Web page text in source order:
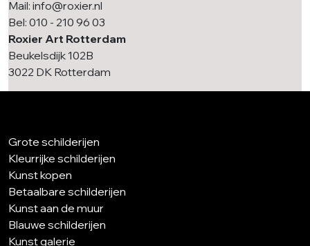
Mail: info@roxier.nl
Bel: 010 - 210 96 03
Roxier Art Rotterdam
Beukelsdijk 102B
3022 DK Rotterdam
Grote schilderijen
Kleurrijke schilderijen
Kunst kopen
Betaalbare schilderijen
Kunst aan de muur
Blauwe schilderijen
Kunst galerie